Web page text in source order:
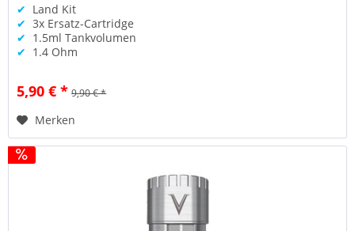
✔ Land Kit
✔ 3x Ersatz-Cartridge
✔ 1.5ml Tankvolumen
✔ 1.4 Ohm
5,90 € * 9,90 € *
Merken